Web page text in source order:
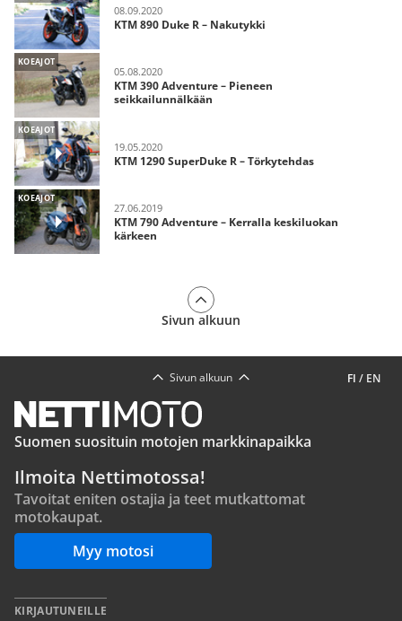
08.09.2020
KTM 890 Duke R – Nakutykki
KOEAJOT
05.08.2020
KTM 390 Adventure – Pieneen
seikkailunnälkään
KOEAJOT
19.05.2020
KTM 1290 SuperDuke R – Törkytehdas
KOEAJOT
27.06.2019
KTM 790 Adventure – Kerralla keskiluokan
kärkeen
Sivun alkuun
FI / EN
Sivun alkuun
Suomen suosituin motojen markkinapaikka
Ilmoita Nettimotossa!
Tavoitat eniten ostajia ja teet mutkattomat
motokaupat.
Myy motosi
KIRJAUTUNEILLE